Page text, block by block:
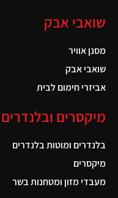
שואבי אבק
מסנן אוויר
שואבי אבק
אביזרי חימום לבית
מיקסרים ובלנדרים
בלנדרים ומוטות בלנדרים
מיקסרים
מעבדי מזון ומטחנות בשר